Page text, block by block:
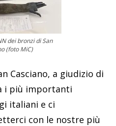
dei bronzi di San
(foto MiC)
Casciano, a giudizio di
i più importanti
italiani e ci
con le nostre più